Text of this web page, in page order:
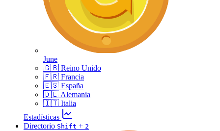
June
🇬🇧 Reino Unido
🇫🇷 Francia
🇪🇸 España
🇩🇪 Alemania
🇮🇹 Italia
Estadísticas
Directorio Shift + 2